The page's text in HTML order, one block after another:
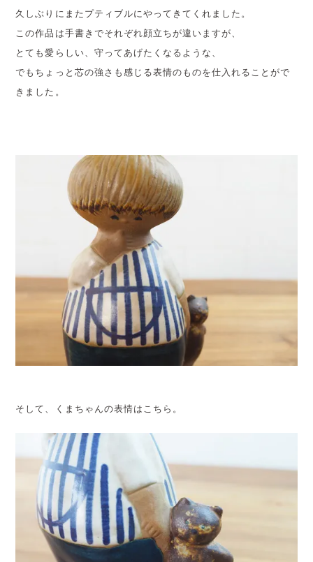
久しぶりにまたプティブルにやってきてくれました。
この作品は手書きでそれぞれ顔立ちが違いますが、
とても愛らしい、守ってあげたくなるような、
でもちょっと芯の強さも感じる表情のものを仕入れることがで
きました。
そして、くまちゃんの表情はこちら。